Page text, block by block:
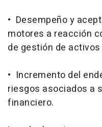
• Desempeño y
motores a reacción
de gestión de
• Incremento del
riesgos asociados a
financiero.